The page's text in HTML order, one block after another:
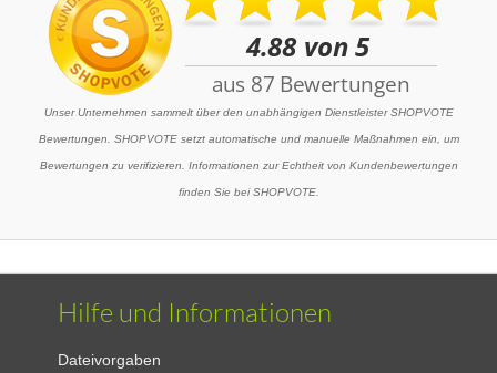
Unser Unternehmen sammelt über den unabhängigen Dienstleister SHOPVOTE
Bewertungen. SHOPVOTE setzt automatische und manuelle Maßnahmen ein, um
Bewertungen zu verifizieren. Informationen zur Echtheit von Kundenbewertungen
finden Sie bei SHOPVOTE.
Hilfe und Informationen
Dateivorgaben